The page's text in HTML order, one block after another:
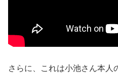
さらに、これは小池さん本人